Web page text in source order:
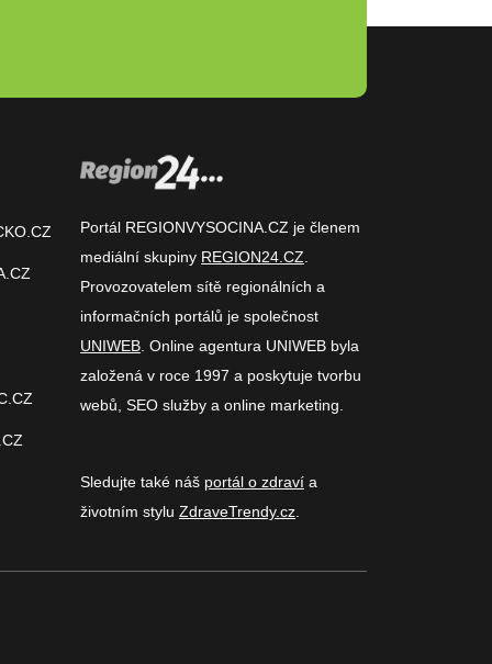
Portál REGIONVYSOCINA.CZ je členem
mediální skupiny REGION24.CZ
Provozovatelem sítě regionálních a
informačních portálů je společnost
UNIWEB . Online agentura UNIWEB byla
založená v roce 1997 a poskytuje tvorbu
webů, SEO služby a online marketing.
Sledujte také náš portál o zdraví a
životním stylu ZdraveTrendy.cz